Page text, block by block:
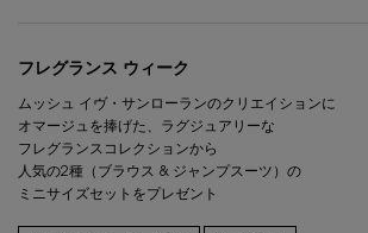
フレグランス ウィーク
ムッシュ イヴ・サンローランのクリエイションに
​オマージュを捧げた、ラグジュアリーな
フレグランスコレクションから
人気の2種（ブラウス & ジャンプスーツ）の
ミニサイズセットをプレゼント